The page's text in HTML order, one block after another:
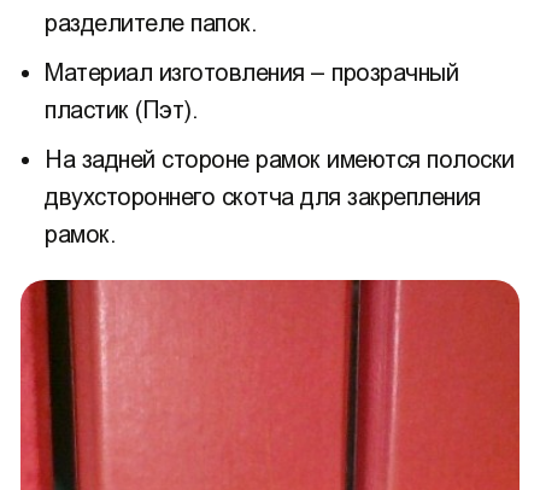
разделителе папок.
Материал изготовления – прозрачный
пластик (Пэт).
На задней стороне рамок имеются полоски
двухстороннего скотча для закрепления
рамок.